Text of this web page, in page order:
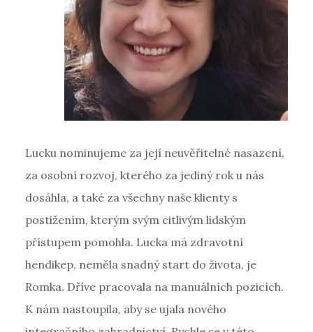
Lucku nominujeme za její neuvěřitelné nasazení,
za osobní rozvoj, kterého za jediný rok u nás
dosáhla, a také za všechny naše klienty s
postižením, kterým svým citlivým lidským
přístupem pomohla. Lucka má zdravotní
hendikep, neměla snadný start do života, je
Romka. Dříve pracovala na manuálních pozicích.
K nám nastoupila, aby se ujala nového